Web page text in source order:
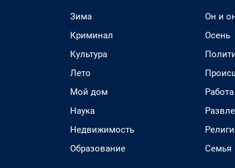
Зима
Криминал
Культура
Лето
Мой дом
Наука
Недвижимость
Образование
Он и
Осень
Работа
Семья